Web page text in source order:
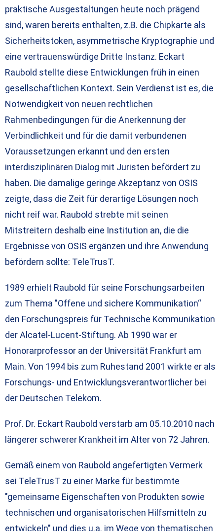
praktische Ausgestaltungen heute noch prägend
sind, waren bereits enthalten, z.B. die Chipkarte als
Sicherheitstoken, asymmetrische Kryptographie und
eine vertrauenswürdige Dritte Instanz. Eckart
Raubold stellte diese Entwicklungen früh in einen
gesellschaftlichen Kontext. Sein Verdienst ist es, die
Notwendigkeit von neuen rechtlichen
Rahmenbedingungen für die Anerkennung der
Verbindlichkeit und für die damit verbundenen
Voraussetzungen erkannt und den ersten
interdisziplinären Dialog mit Juristen befördert zu
haben. Die damalige geringe Akzeptanz von OSIS
zeigte, dass die Zeit für derartige Lösungen noch
nicht reif war. Raubold strebte mit seinen
Mitstreitern deshalb eine Institution an, die die
Ergebnisse von OSIS ergänzen und ihre Anwendung
befördern sollte: TeleTrusT.
1989 erhielt Raubold für seine Forschungsarbeiten
zum Thema "Offene und sichere Kommunikation“
den Forschungspreis für Technische Kommunikation
der Alcatel-Lucent-Stiftung. Ab 1990 war er
Honorarprofessor an der Universität Frankfurt am
Main. Von 1994 bis zum Ruhestand 2001 wirkte er als
Forschungs- und Entwicklungsverantwortlicher bei
der Deutschen Telekom.
Prof. Dr. Eckart Raubold verstarb am 05.10.2010 nach
längerer schwerer Krankheit im Alter von 72 Jahren.
Gemäß einem von Raubold angefertigten Vermerk
sei TeleTrusT zu einer Marke für bestimmte
"gemeinsame Eigenschaften von Produkten sowie
technischen und organisatorischen Hilfsmitteln zu
entwickeln" und dies u.a. im Wege von thematischen